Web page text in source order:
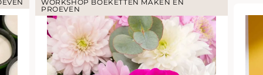
WORKSHOP BOEKETTEN MAKEN EN
PROEVEN